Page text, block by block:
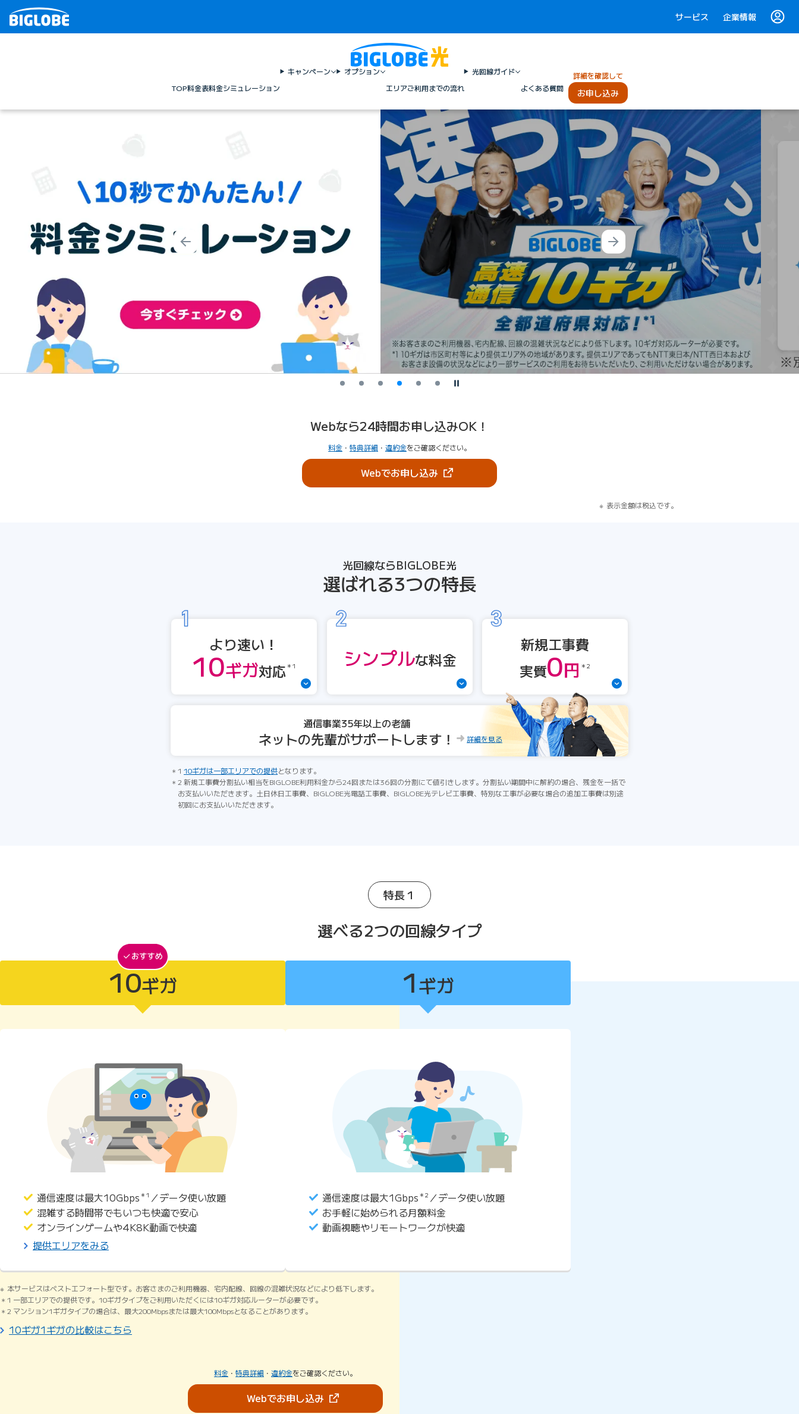
サービス 企業情報
TOP料金表料金シミュレーション
キャンペーン
オプション
エリアご利用までの流れ
光回線ガイド
よくある質問
詳細を確認して
お申し込み
Prev Next
停止
Webなら24時間お申し込みOK！
料金 ・ 特典詳細 ・ 違約金をご確認ください。
Webでお申し込み（新しいタブで開きます）
表示金額は税込です。
光回線ならBIGLOBE光
選ばれる3つの特長
より速い！
10ギガ対応 ＊1 シンプルな料金
新規工事費
実質0円 ＊2
通信事業35年以上の老舗
ネットの先輩がサポートします！ 詳細を見る
1 10ギガは一部エリアでの提供となります。
2 新規工事費分割払い相当をBIGLOBE利用料金から24回または36回の分割にて値引きします。分割払い期間中に解約の場合、残金を一括で
お支払いいただきます。土日休日工事費、BIGLOBE光電話工事費、BIGLOBE光テレビ工事費、特別な工事が必要な場合の追加工事費は別途
初回にお支払いいただきます。
特長１
選べる2つの回線タイプ
10ギガ 1ギガ
通信速度は最大10Gbps ＊1 ／データ使い放題
混雑する時間帯でもいつも快適で安心
オンラインゲームや4K8K動画で快適
提供エリアをみる
通信速度は最大1Gbps ＊2 ／データ使い放題
お手軽に始められる月額料金
動画視聴やリモートワークが快適
本サービスはベストエフォート型です。お客さまのご利用機器、宅内配線、回線の混雑状況などにより低下します。
1 一部エリアでの提供です。10ギガタイプをご利用いただくには10ギガ対応ルーターが必要です。
2 マンション1ギガタイプの場合は、最大200Mbpsまたは最大100Mbpsとなることがあります。
10ギガ1ギガの比較はこちら
料金 ・ 特典詳細 ・ 違約金をご確認ください。
Webでお申し込み（新しいタブで開きます）